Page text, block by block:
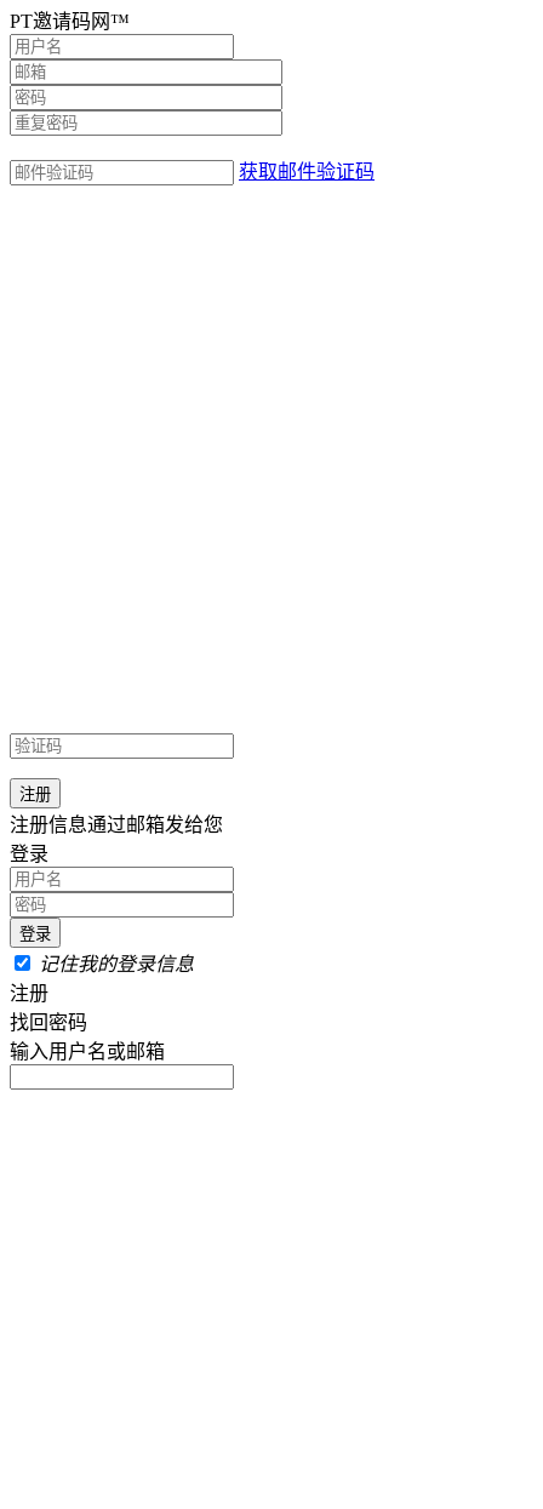
PT邀请码网™
获取邮件验证码
注册信息通过邮箱发给您
登录
记住我的登录信息
注册
找回密码
输入用户名或邮箱